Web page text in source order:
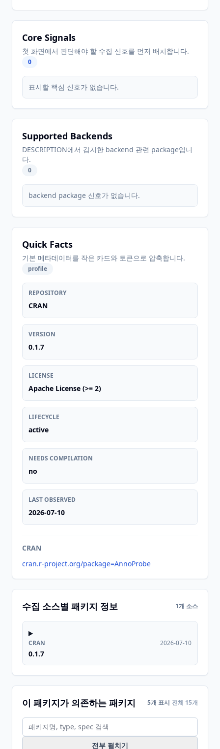
Core Signals
첫 화면에서 판단해야 할 수집 신호를 먼저 배치합니다.
0
표시할 핵심 신호가 없습니다.
Supported Backends
DESCRIPTION에서 감지한 backend 관련 package입니
다.
0
backend package 신호가 없습니다.
Quick Facts
기본 메타데이터를 작은 카드와 토큰으로 압축합니다.
profile
REPOSITORY
CRAN
VERSION
0.1.7
LICENSE
Apache License (>= 2)
LIFECYCLE
active
NEEDS COMPILATION
no
LAST OBSERVED
2026-07-10
CRAN
cran.r-project.org/package=AnnoProbe
수집 소스별 패키지 정보 1개 소스
CRAN
0.1.7
2026-07-10
이 패키지가 의존하는 패키지 5개 표시 전체 15개
전부 펼치기